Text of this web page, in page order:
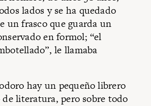
lados y se ha quedado
un frasco que guarda un
en formol; “el
le llamaba
hay un pequeño librero
literatura, pero sobre todo